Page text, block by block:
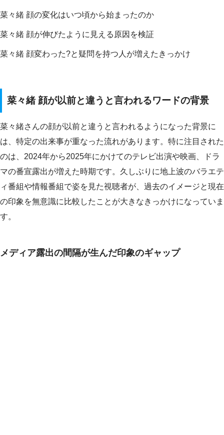
菜々緒 顔の変化はいつ頃から始まったのか
菜々緒 顔が伸びたように見える原因を検証
菜々緒 顔変わった?と疑問を持つ人が増えたきっかけ
菜々緒 顔が以前と違うと言われるワードの背景
菜々緒さんの顔が以前と違うと言われるようになった背景に
は、特定の出来事が重なった流れがあります。特に注目された
のは、2024年から2025年にかけてのテレビ出演や映画、ドラ
マの番宣露出が増えた時期です。久しぶりに地上波のバラエテ
ィ番組や情報番組で姿を見た視聴者が、過去のイメージと現在
の印象を無意識に比較したことが大きなきっかけになっていま
す。
メディア露出の間隔が生んだ印象のギャップ